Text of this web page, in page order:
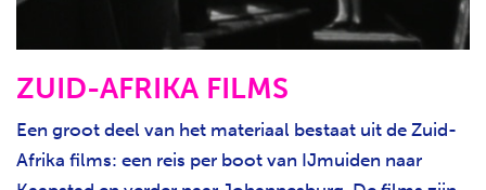
ZUID-AFRIKA FILMS
Een groot deel van het materiaal bestaat uit de Zuid-
Afrika films: een reis per boot van IJmuiden naar